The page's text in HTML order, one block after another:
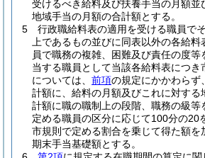
受けるべき給料及び扶養手当の月額並
地域手当の月額の合計額とする。
5
行政職給料表の適用を受ける職員で
上であるもの並びに同表以外の各給
員で職務の複雑、困難及び責任の度等
当する職員として当該各給料表につき
については、 前項の規定にかかわらず、
計額に、給料の月額及びこれに対する
計額に職の職制上の段階、職務の級等
定める職員の区分に応じて100分の20
市規則で定める割合を乗じて得た額を
期末手当基礎額とする。